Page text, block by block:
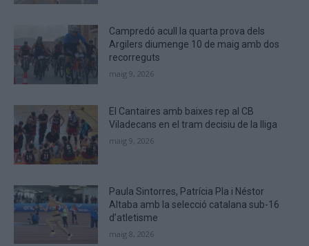
Campredó acull la quarta prova dels
Argilers diumenge 10 de maig amb dos
recorreguts
maig 9, 2026
El Cantaires amb baixes rep al CB
Viladecans en el tram decisiu de la lliga
maig 9, 2026
Paula Sintorres, Patrícia Pla i Néstor
Altaba amb la selecció catalana sub-16
d’atletisme
maig 8, 2026